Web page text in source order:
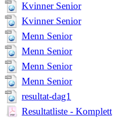
Kvinner Senior
Kvinner Senior
Menn Senior
Menn Senior
Menn Senior
Menn Senior
resultat-dag1
Resultatliste - Komplett